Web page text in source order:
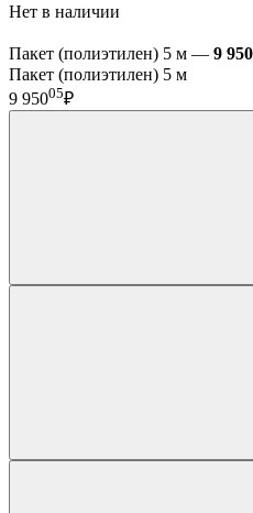
Нет в наличии
Пакет (полиэтилен) 5 м — 9 950
Пакет (полиэтилен) 5 м
9 95005₽